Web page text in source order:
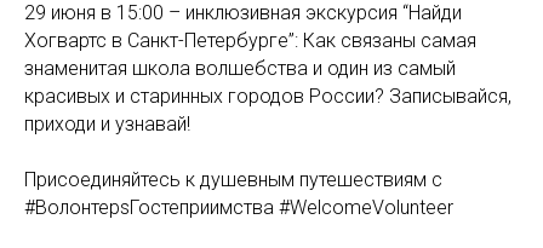
29 июня в 15:00 – инклюзивная экскурсия “Найди
Хогвартс в Санкт-Петербурге”: Как связаны самая
знаменитая школа волшебства и один из самый
красивых и старинных городов России? Записывайся,
приходи и узнавай!
Присоединяйтесь к душевным путешествиям с
#ВолонтерsГостеприимства #WelcomeVolunteer